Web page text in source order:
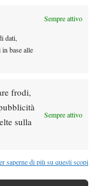
Sempre attivo
dati,
base alle
frodi,
sulla
Sempre attivo
saperne di più su questi scopi
quelle perse a Bath
per lei si tratta del
Oristano e
ha dovuto rimandare
titolo in carriera.